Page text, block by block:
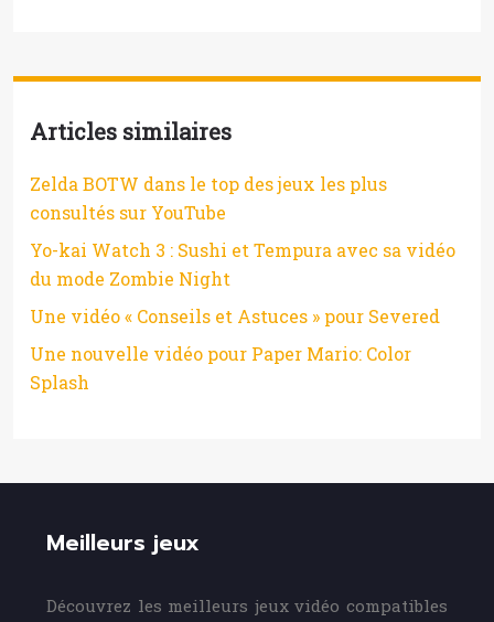
Articles similaires
Zelda BOTW dans le top des jeux les plus
consultés sur YouTube
Yo-kai Watch 3 : Sushi et Tempura avec sa vidéo
du mode Zombie Night
Une vidéo « Conseils et Astuces » pour Severed
Une nouvelle vidéo pour Paper Mario: Color
Splash
Meilleurs jeux
Découvrez les meilleurs jeux vidéo compatibles